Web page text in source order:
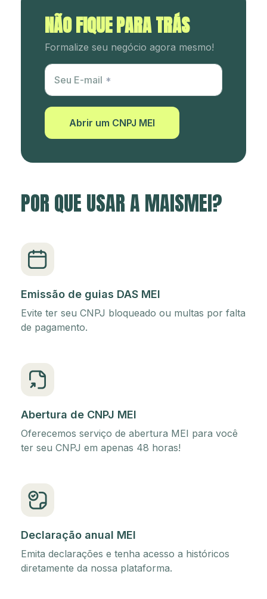
NÃO FIQUE PARA TRÁS
Formalize seu negócio agora mesmo!
Utm Content
Seu E-mail
Abrir um CNPJ MEI
POR QUE USAR A MAISMEI?
Emissão de guias DAS MEI
Evite ter seu CNPJ bloqueado ou multas por falta
de pagamento.
Abertura de CNPJ MEI
Oferecemos serviço de abertura MEI para você
ter seu CNPJ em apenas 48 horas!
Declaração anual MEI
Emita declarações e tenha acesso a históricos
diretamente da nossa plataforma.